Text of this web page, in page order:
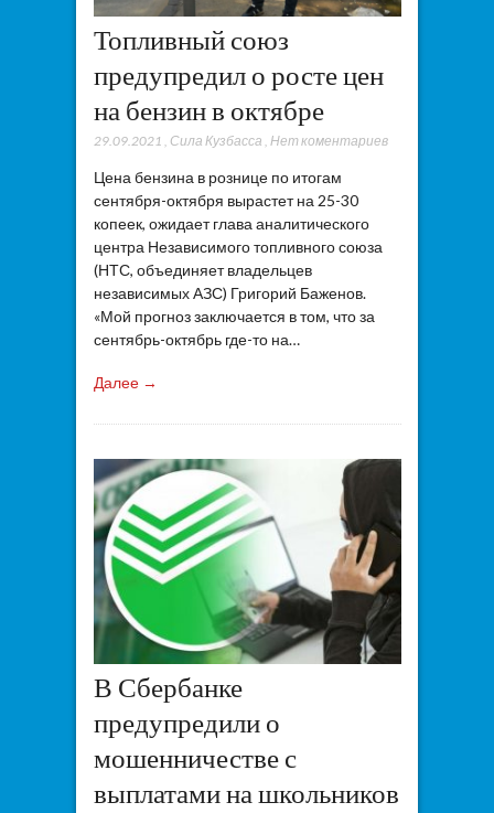
Топливный союз
предупредил о росте цен
на бензин в октябре
29.09.2021 , Сила Кузбасса , Нет коментариев
Цена бензина в рознице по итогам
сентября-октября вырастет на 25-30
копеек, ожидает глава аналитического
центра Независимого топливного союза
(НТС, объединяет владельцев
независимых АЗС) Григорий Баженов.
«Мой прогноз заключается в том, что за
сентябрь-октябрь где-то на…
Далее →
В Сбербанке
предупредили о
мошенничестве с
выплатами на школьников